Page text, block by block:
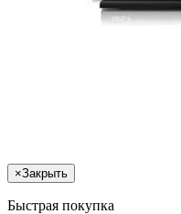
×Закрыть
Быстрая покупка